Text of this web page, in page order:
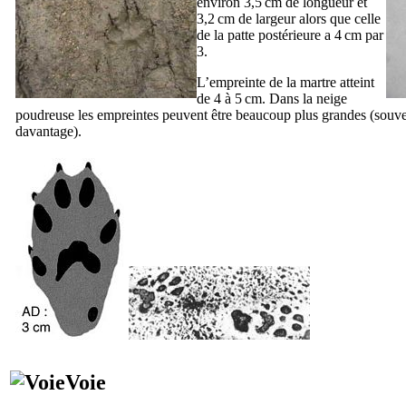
3,2 cm de largeur alors que celle
de la patte postérieure a 4 cm par
3.
L’empreinte de la martre atteint
de 4 à 5 cm. Dans la neige
poudreuse les empreintes peuvent être beaucoup plus grandes
davantage).
Voie